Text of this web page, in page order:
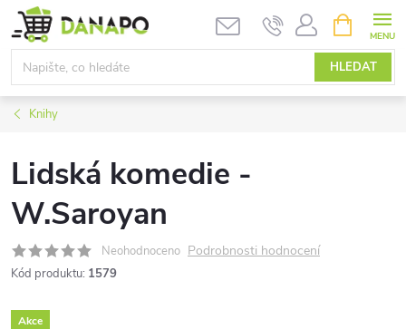
Přejít
na
obsah
HLEDAT
NÁKUPNÍ
KOŠÍK
Knihy
Lidská komedie -
W.Saroyan
Neohodnoceno Podrobnosti hodnocení
Kód produktu: 1579
Akce